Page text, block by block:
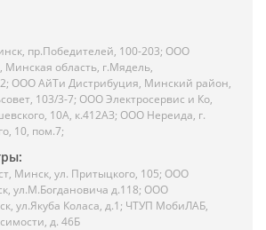
пр.Победителей, 100-203; ООО
область, г.Мядель,
ООО АйТи Дистрибуция, Минский район,
103/3-7; ООО Электросервис и Ко,
10А, к.412АЗ; ООО Нереида, г.
10, пом.7;
Минск, ул. Притыцкого, 105; ООО
ул.М.Богдановича д.118; ООО
ул.Якуба Коласа, д.1; ЧТУП МобиЛАБ,
д. 46Б